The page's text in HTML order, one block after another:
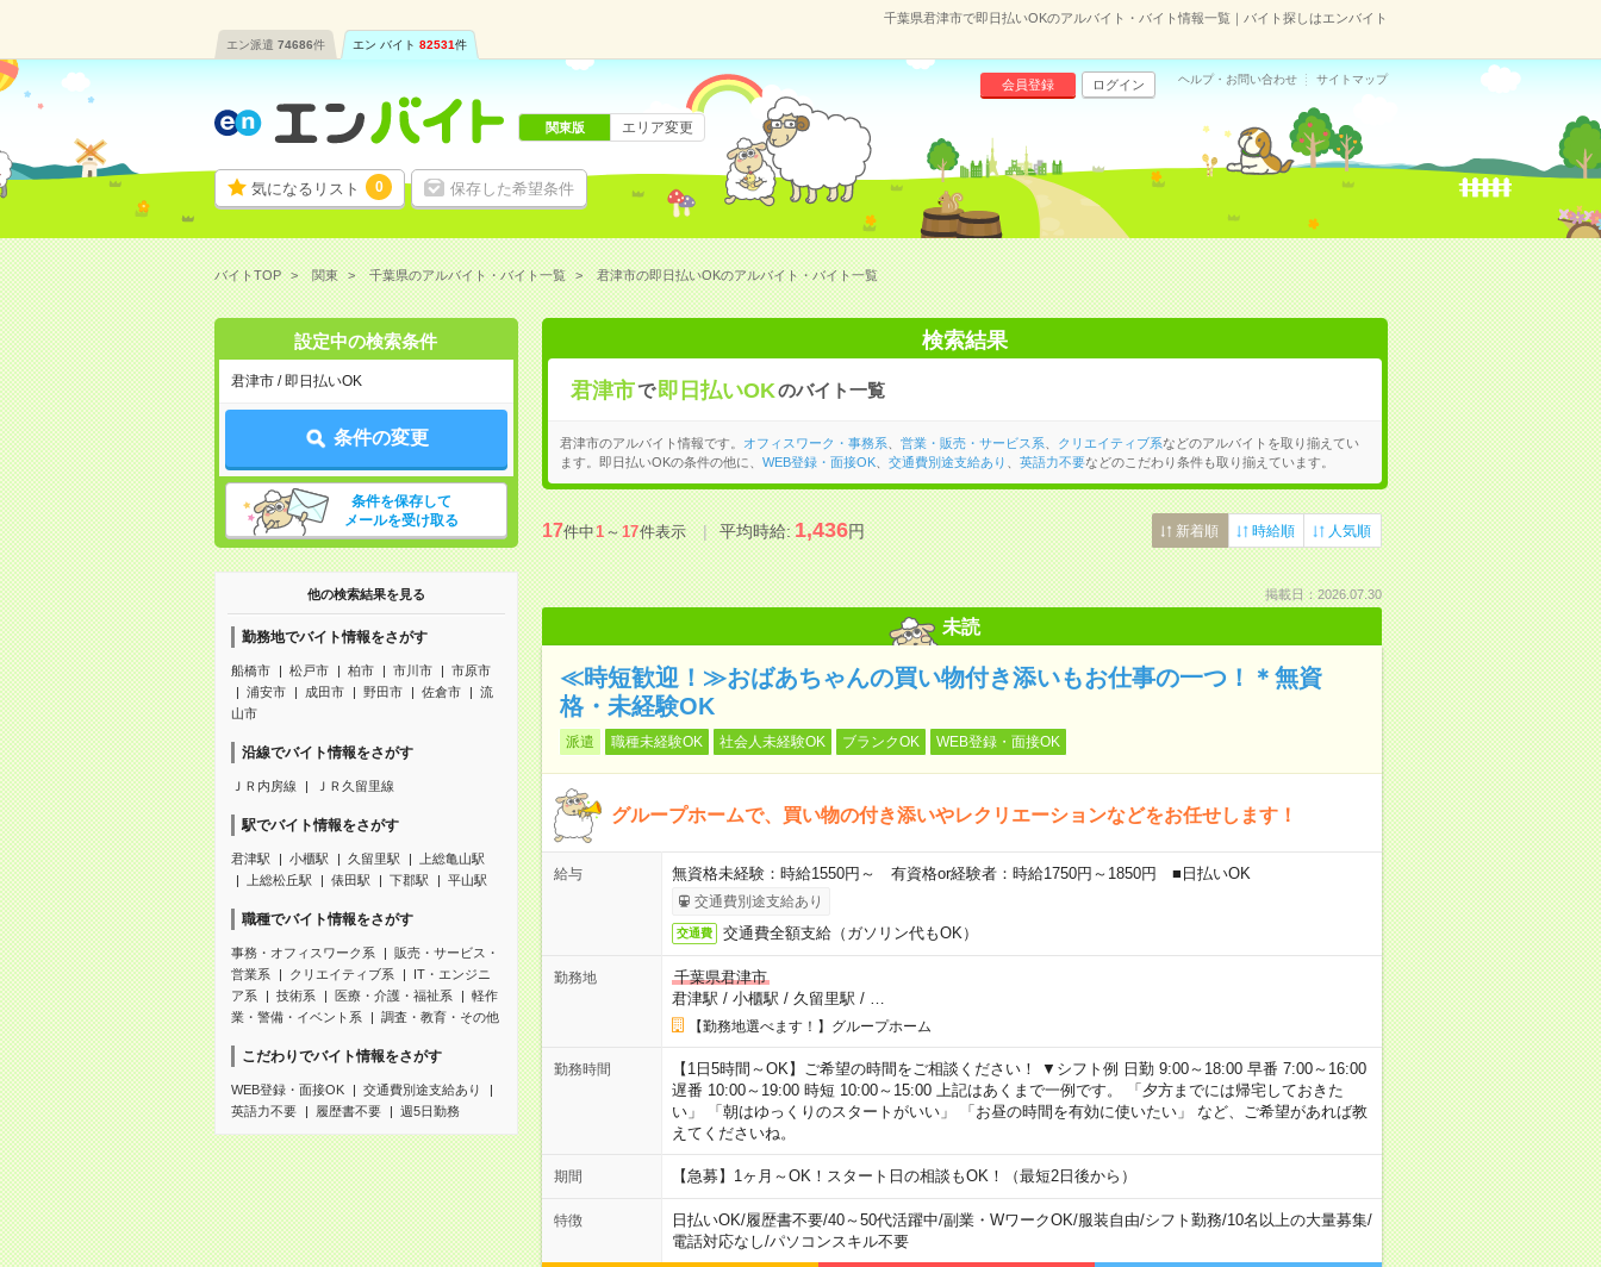
千葉県君津市で即日払いOKのアルバイト・バイト情報一覧｜バイト探しはエンバイト
エン派遣 74686件 エン バイト 82531件
気になるリスト 0 保存した希望条件
会員登録 ログイン ヘルプ・お問い合わせ サイトマップ
関東版 エリア変更
バイトTOP 関東 千葉県のアルバイト・バイト一覧 君津市の即日払いOKのアルバイト・バイト一覧
設定中の検索条件
君津市 / 即日払いOK
条件の変更
条件を保存して
メールを受け取る
他の検索結果を見る
勤務地でバイト情報をさがす
船橋市 松戸市 柏市 市川市
市原市
浦安市
成田市 野田市 佐倉市
流
山市
沿線でバイト情報をさがす
ＪＲ内房線 ＪＲ久留里線
駅でバイト情報をさがす
君津駅 小櫃駅 久留里駅
上総亀山駅
上総松丘駅
俵田駅 下郡駅 平山駅
職種でバイト情報をさがす
事務・オフィスワーク系
販売・サービス・
営業系
クリエイティブ系
IT・エンジニ
ア系
技術系 医療・介護・福祉系
軽作
業・警備・イベント系
調査・教育・その他
こだわりでバイト情報をさがす
WEB登録・面接OK
交通費別途支給あり
英語力不要
履歴書不要 週5日勤務
検索結果
君津市で 即日払いOKのバイト一覧
君津市のアルバイト情報です。 オフィスワーク・事務系 営業・販売・サービス系 クリエイティブ系などのアルバイトを取り揃えてい
ます。即日払いOKの条件の他に、 WEB登録・面接OK、 交通費別途支給あり 英語力不要などのこだわり条件も取り揃えています。
17件中1～17件表示 平均時給:1,436円 新着順 時給順 人気順
掲載日：2026.07.30
未読
≪時短歓迎！≫おばあちゃんの買い物付き添いもお仕事の一つ！＊無資
格・未経験OK
派遣 職種未経験OK 社会人未経験OK ブランクOK WEB登録・面接OK
グループホームで、買い物の付き添いやレクリエーションなどをお任せします！
給与 無資格未経験：時給1550円～ 有資格or経験者：時給1750円～1850円 ■日払いOK
交通費別途支給あり
交通費 交通費全額支給（ガソリン代もOK）
勤務地
千葉県君津市
君津駅 / 小櫃駅 / 久留里駅 /
【勤務地選べます！】グループホーム
勤務時間
【1日5時間～OK】ご希望の時間をご相談ください！ ▼シフト例 日勤 9:00～18:00 早番 7:00～16:00
遅番 10:00～19:00 時短 10:00～15:00 上記はあくまで一例です。 「夕方までには帰宅しておきた
い」 「朝はゆっくりのスタートがいい」 「お昼の時間を有効に使いたい」 など、ご希望があれば教
えてくださいね。
期間 【急募】1ヶ月～OK！スタート日の相談もOK！（最短2日後から）
特徴 日払いOK/履歴書不要/40～50代活躍中/副業・WワークOK/服装自由/シフト勤務/10名以上の大量募集/
電話対応なし/パソコンスキル不要